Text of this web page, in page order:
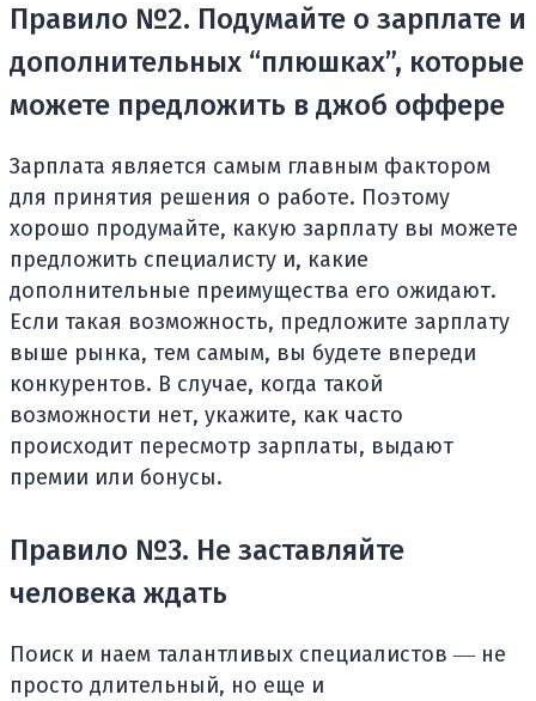
Правило №2. Подумайте о зарплате и
дополнительных “плюшках”, которые
можете предложить в джоб оффере
Зарплата является самым главным фактором
для принятия решения о работе. Поэтому
хорошо продумайте, какую зарплату вы можете
предложить специалисту и, какие
дополнительные преимущества его ожидают.
Если такая возможность, предложите зарплату
выше рынка, тем самым, вы будете впереди
конкурентов. В случае, когда такой
возможности нет, укажите, как часто
происходит пересмотр зарплаты, выдают
премии или бонусы.
Правило №3. Не заставляйте
человека ждать
Поиск и наем талантливых специалистов ― не
просто длительный, но еще и